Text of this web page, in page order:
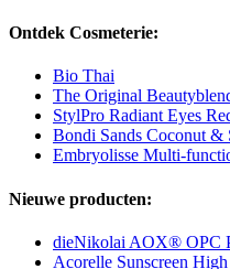
Ontdek Cosmeterie:
Bio Thai
The Original
StylPro Radiant Eyes
Bondi Sands Coconut &
Embryolisse Multi-
Nieuwe producten:
dieNikolai AOX® OPC
Acorelle Sunscreen